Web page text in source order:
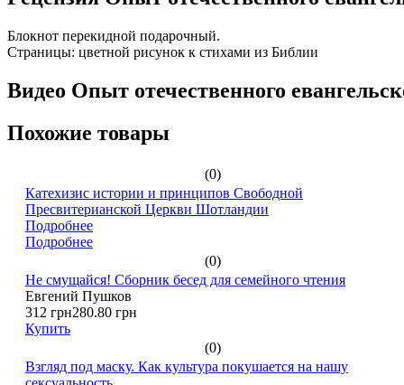
Блокнот перекидной подарочный.
Страницы: цветной рисунок к стихами из Библии
Видео Опыт отечественного
Похожие товары
(0)
Катехизис истории и принципов Свободной
Пресвитерианской Церкви Шотландии
Подробнее
Подробнее
(0)
Не смущайся! Сборник бесед для семейного чтения
Евгений Пушков
312 грн280.80 грн
Купить
(0)
Взгляд под маску. Как культура покушается на нашу